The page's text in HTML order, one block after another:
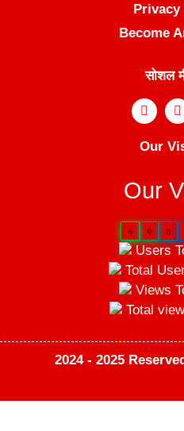
Privacy
Become
सोशल
Our
Our
6 0 8
Users
Total
Views
Total
2024 - 2025